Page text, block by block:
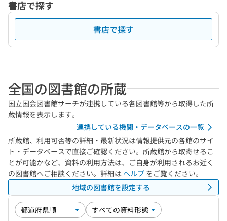
書店で探す
書店で探す
全国の図書館の所蔵
国立国会図書館サーチが連携している各図書館等から取得した所
蔵情報を表示します。
連携している機関・データベースの一覧
所蔵館、利用可否等の詳細・最新状況は情報提供元の各館のサイ
ト・データベースで直接ご確認ください。所蔵館から取寄せるこ
とが可能かなど、資料の利用方法は、ご自身が利用されるお近く
の図書館へご相談ください。詳細は ヘルプ をご覧ください。
地域の図書館を設定する